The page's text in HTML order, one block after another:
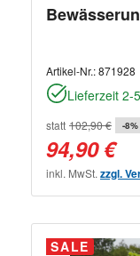
Artikel-Nr.:871928
Lieferzeit 2-
statt 102,90 € -8%
94,90 €
inkl. MwSt. zzgl.
SALE